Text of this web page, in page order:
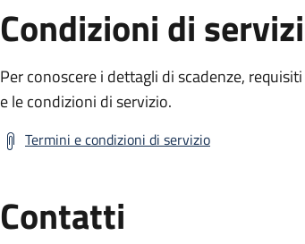
Condizioni di
Per conoscere i dettagli di scadenze,
e le condizioni di servizio.
Termini e condizioni di servizio
Contatti